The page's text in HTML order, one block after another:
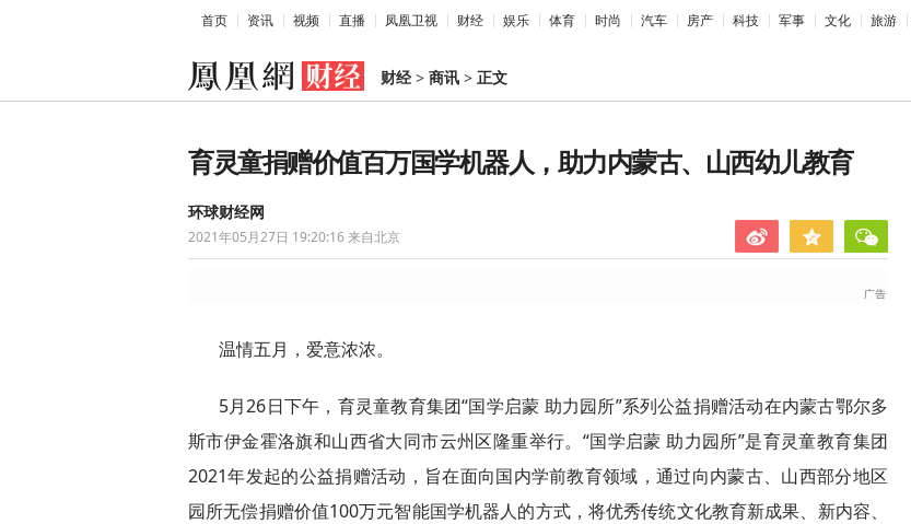
首页 资讯 视频 直播 凤凰卫视 财经 娱乐 体育 时尚 汽车 房产 科技 军事 文化 旅游
财经> 商讯 > 正文
育灵童捐赠价值百万国学机器人，助力内蒙古、山西幼儿教育
环球财经网
2021年05月27日 19:20:16来自北京
温情五月，爱意浓浓。
5月26日下午，育灵童教育集团“国学启蒙 助力园所”系列公益捐赠活动在内蒙古鄂尔多
斯市伊金霍洛旗和山西省大同市云州区隆重举行。“国学启蒙 助力园所”是育灵童教育集团
2021年发起的公益捐赠活动，旨在面向国内学前教育领域，通过向内蒙古、山西部分地区
园所无偿捐赠价值100万元智能国学机器人的方式，将优秀传统文化教育新成果、新内容、